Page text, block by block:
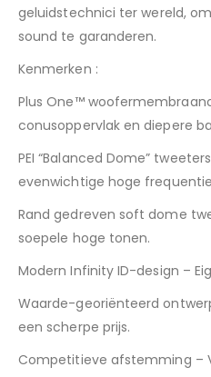
geluidstechnici ter wereld,
sound te garanderen.
Kenmerken :
Plus One™
conusoppervlak en diepere
PEI “Balanced Dome”
evenwichtige hoge
Rand gedreven soft dome
soepele hoge tonen.
Modern Infinity ID-design –
Waarde-georiënteerd
een scherpe prijs.
Competitieve afstemming –